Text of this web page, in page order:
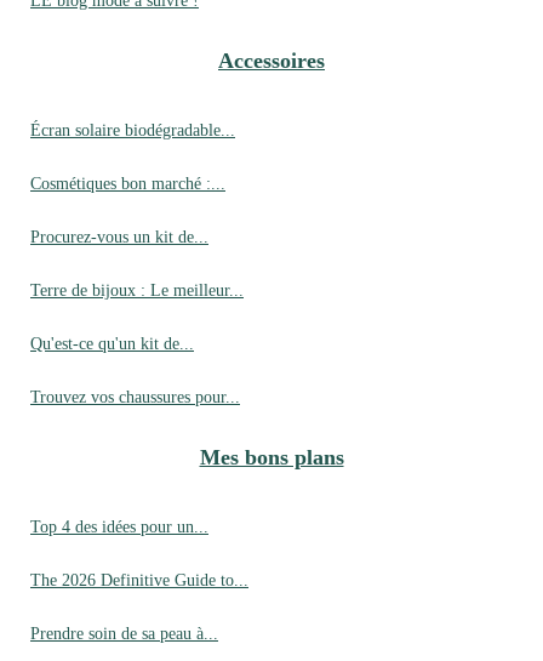
Accessoires
Écran solaire biodégradable...
Cosmétiques bon marché :...
Procurez-vous un kit de...
Terre de bijoux : Le meilleur...
Qu'est-ce qu'un kit de...
Trouvez vos chaussures pour...
Mes bons plans
Top 4 des idées pour un...
The 2026 Definitive Guide to...
Prendre soin de sa peau à...